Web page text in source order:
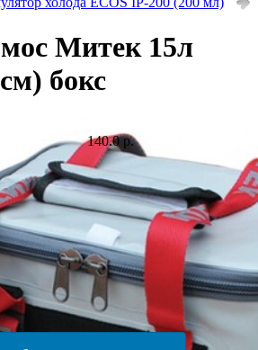
Митек 15л
бокс
140.0 р.